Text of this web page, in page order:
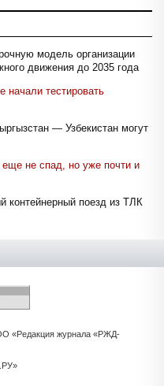
модель организации
движения до 2035 года
начали тестировать
— Узбекистан могут
не спад, но уже почти и
контейнерный поезд из ТЛК
«Редакция журнала «РЖД-